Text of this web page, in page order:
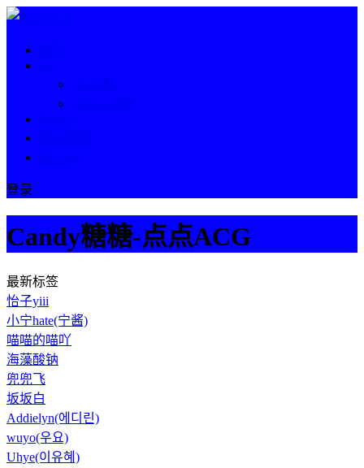
登录
Candy糖糖-点点ACG
最新标签
怡子yiii
小宁hate(宁酱)
喵喵的喵吖
海藻酸钠
兜兜飞
坂坂白
Addielyn(에디린)
wuyo(우요)
Uhye(이유혜)